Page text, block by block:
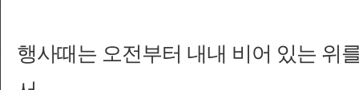
행사때는 오전부터 내내 비어 있는 위